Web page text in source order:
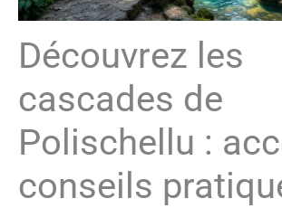
Découvrez les
cascades de
Polischellu :
conseils